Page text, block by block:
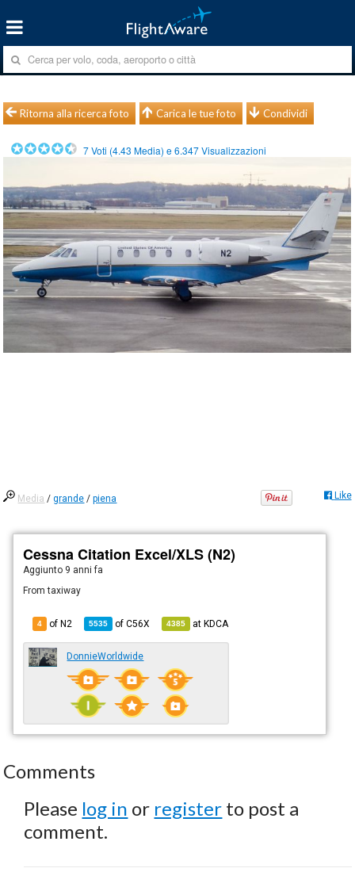
Ritorna alla ricerca foto Carica le tue foto Condividi
7Voti (4.43 Media) e6.347Visualizzazioni
Media /grande /piena Like
Cessna Citation Excel/XLS (N2)
Aggiunto 9 anni fa
From taxiway
4 of N2 5535 ofC56X 4385 atKDCA
DonnieWorldwide
Comments
Please log in or register to post a
comment.